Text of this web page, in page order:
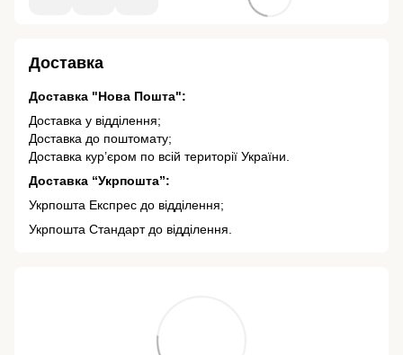
Доставка
Доставка "Нова Пошта":
Доставка у відділення;
Доставка до поштомату;
Доставка кур’єром по всій території України.
Доставка “Укрпошта”:
Укрпошта Експрес до відділення;
Укрпошта Стандарт до відділення.